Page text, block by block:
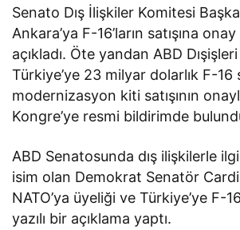
Senato Dış İlişkiler Komitesi
Ankara’ya F-16’ların satışına
açıkladı. Öte yandan ABD Dışişleri
Türkiye’ye 23 milyar dolarlık F-16
modernizasyon kiti satışının
Kongre’ye resmi bildirimde
ABD Senatosunda dış ilişkilerle
isim olan Demokrat Senatör
NATO’ya üyeliği ve Türkiye’ye F-
yazılı bir açıklama yaptı.